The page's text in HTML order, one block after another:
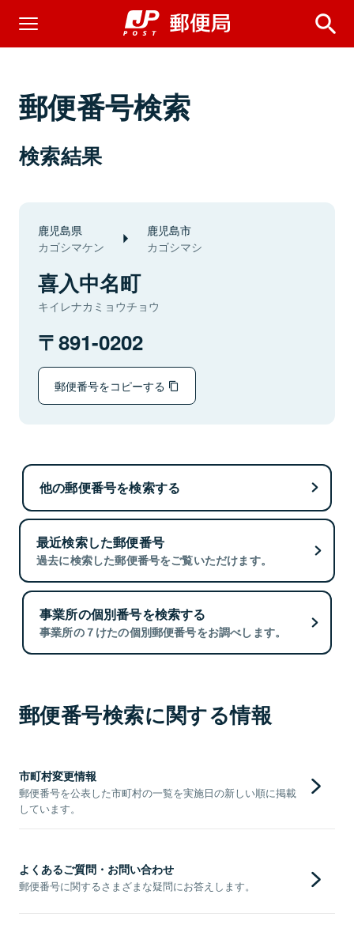
郵便番号検索
検索結果
鹿児島県
カゴシマケン
鹿児島市
カゴシマシ
喜入中名町
キイレナカミョウチョウ
891-0202
郵便番号をコピーする
他の郵便番号を検索する
最近検索した郵便番号
過去に検索した郵便番号をご覧いただけます。
事業所の個別番号を検索する
事業所の７けたの個別郵便番号をお調べします。
郵便番号検索に関する情報
市町村変更情報
郵便番号を公表した市町村の一覧を実施日の新しい順に掲載
しています。
よくあるご質問・お問い合わせ
郵便番号に関するさまざまな疑問にお答えします。